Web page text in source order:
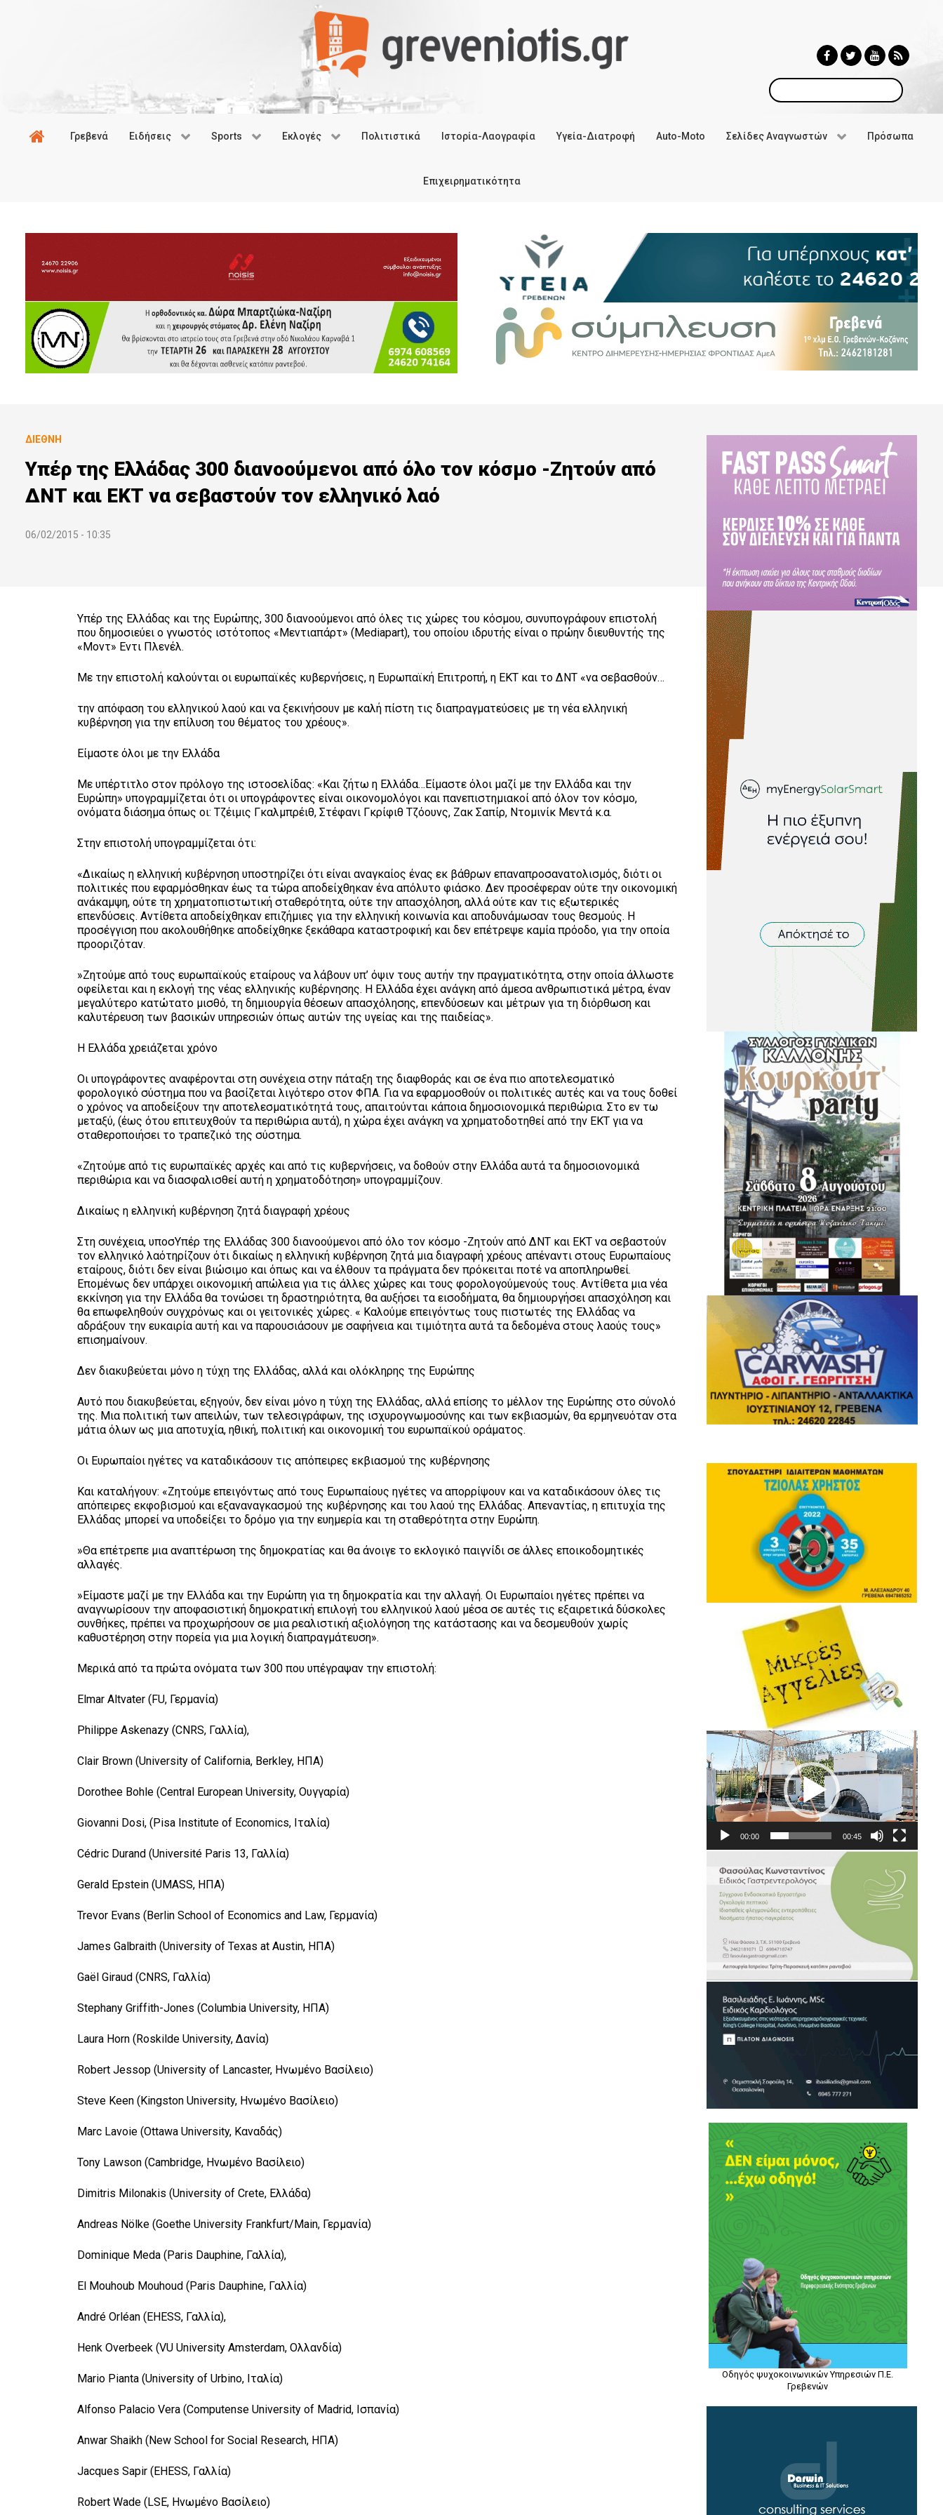
Αναζήτηση
Γρεβενά Ειδήσεις Sports Εκλογές Πολιτιστικά Ιστορία-Λαογραφία Υγεία-Διατροφή Auto-Moto Σελίδες Αναγνωστών Πρόσωπα
Επιχειρηματικότητα
ΔΙΕΘΝΉ
Υπέρ της Ελλάδας 300 διανοούμενοι από όλο τον κόσμο -Ζητούν από
ΔΝΤ και ΕΚΤ να σεβαστούν τον ελληνικό λαό
06/02/2015 - 10:35
Υπέρ της Ελλάδας και της Ευρώπης, 300 διανοούμενοι από όλες τις χώρες του κόσμου, συνυπογράφουν επιστολή
που δημοσιεύει ο γνωστός ιστότοπος «Μεντιαπάρτ» (Mediapart), του οποίου ιδρυτής είναι ο πρώην διευθυντής της
«Μοντ» Εντι Πλενέλ.
Με την επιστολή καλούνται οι ευρωπαϊκές κυβερνήσεις, η Ευρωπαϊκή Επιτροπή, η ΕΚΤ και το ΔΝΤ «να σεβασθούν…
την απόφαση του ελληνικού λαού και να ξεκινήσουν με καλή πίστη τις διαπραγματεύσεις με τη νέα ελληνική
κυβέρνηση για την επίλυση του θέματος του χρέους».
Είμαστε όλοι με την Ελλάδα
Με υπέρτιτλο στον πρόλογο της ιστοσελίδας: «Και ζήτω η Ελλάδα…Είμαστε όλοι μαζί με την Ελλάδα και την
Ευρώπη» υπογραμμίζεται ότι οι υπογράφοντες είναι οικονομολόγοι και πανεπιστημιακοί από όλον τον κόσμο,
ονόματα διάσημα όπως οι: Τζέιμις Γκαλμπρέιθ, Στέφανι Γκρίφιθ Τζόουνς, Ζακ Σαπίρ, Ντομινίκ Μεντά κ.α.
Στην επιστολή υπογραμμίζεται ότι:
«Δικαίως η ελληνική κυβέρνηση υποστηρίζει ότι είναι αναγκαίος ένας εκ βάθρων επαναπροσανατολισμός, διότι οι
πολιτικές που εφαρμόσθηκαν έως τα τώρα αποδείχθηκαν ένα απόλυτο φιάσκο. Δεν προσέφεραν ούτε την οικονομική
ανάκαμψη, ούτε τη χρηματοπιστωτική σταθερότητα, ούτε την απασχόληση, αλλά ούτε καν τις εξωτερικές
επενδύσεις. Αντίθετα αποδείχθηκαν επιζήμιες για την ελληνική κοινωνία και αποδυνάμωσαν τους θεσμούς. Η
προσέγγιση που ακολουθήθηκε αποδείχθηκε ξεκάθαρα καταστροφική και δεν επέτρεψε καμία πρόοδο, για την οποία
προοριζόταν.
»Ζητούμε από τους ευρωπαϊκούς εταίρους να λάβουν υπ’ όψιν τους αυτήν την πραγματικότητα, στην οποία άλλωστε
οφείλεται και η εκλογή της νέας ελληνικής κυβέρνησης. Η Ελλάδα έχει ανάγκη από άμεσα ανθρωπιστικά μέτρα, έναν
μεγαλύτερο κατώτατο μισθό, τη δημιουργία θέσεων απασχόλησης, επενδύσεων και μέτρων για τη διόρθωση και
καλυτέρευση των βασικών υπηρεσιών όπως αυτών της υγείας και της παιδείας».
Η Ελλάδα χρειάζεται χρόνο
Οι υπογράφοντες αναφέρονται στη συνέχεια στην πάταξη της διαφθοράς και σε ένα πιο αποτελεσματικό
φορολογικό σύστημα που να βασίζεται λιγότερο στον ΦΠΑ. Για να εφαρμοσθούν οι πολιτικές αυτές και να τους δοθεί
ο χρόνος να αποδείξουν την αποτελεσματικότητά τους, απαιτούνται κάποια δημοσιονομικά περιθώρια. Στο εν τω
μεταξύ, (έως ότου επιτευχθούν τα περιθώρια αυτά), η χώρα έχει ανάγκη να χρηματοδοτηθεί από την ΕΚΤ για να
σταθεροποιήσει το τραπεζικό της σύστημα.
«Ζητούμε από τις ευρωπαϊκές αρχές και από τις κυβερνήσεις, να δοθούν στην Ελλάδα αυτά τα δημοσιονομικά
περιθώρια και να διασφαλισθεί αυτή η χρηματοδότηση» υπογραμμίζουν.
Δικαίως η ελληνική κυβέρνηση ζητά διαγραφή χρέους
Στη συνέχεια, υποσΥπέρ της Ελλάδας 300 διανοούμενοι από όλο τον κόσμο -Ζητούν από ΔΝΤ και ΕΚΤ να σεβαστούν
τον ελληνικό λαότηρίζουν ότι δικαίως η ελληνική κυβέρνηση ζητά μια διαγραφή χρέους απέναντι στους Ευρωπαίους
εταίρους, διότι δεν είναι βιώσιμο και όπως και να έλθουν τα πράγματα δεν πρόκειται ποτέ να αποπληρωθεί.
Επομένως δεν υπάρχει οικονομική απώλεια για τις άλλες χώρες και τους φορολογούμενούς τους. Αντίθετα μια νέα
εκκίνηση για την Ελλάδα θα τονώσει τη δραστηριότητα, θα αυξήσει τα εισοδήματα, θα δημιουργήσει απασχόληση και
θα επωφεληθούν συγχρόνως και οι γειτονικές χώρες. « Καλούμε επειγόντως τους πιστωτές της Ελλάδας να
αδράξουν την ευκαιρία αυτή και να παρουσιάσουν με σαφήνεια και τιμιότητα αυτά τα δεδομένα στους λαούς τους»
επισημαίνουν.
Δεν διακυβεύεται μόνο η τύχη της Ελλάδας, αλλά και ολόκληρης της Ευρώπης
Αυτό που διακυβεύεται, εξηγούν, δεν είναι μόνο η τύχη της Ελλάδας, αλλά επίσης το μέλλον της Ευρώπης στο σύνολό
της. Μια πολιτική των απειλών, των τελεσιγράφων, της ισχυρογνωμοσύνης και των εκβιασμών, θα ερμηνευόταν στα
μάτια όλων ως μια αποτυχία, ηθική, πολιτική και οικονομική του ευρωπαϊκού οράματος.
Οι Ευρωπαίοι ηγέτες να καταδικάσουν τις απόπειρες εκβιασμού της κυβέρνησης
Και καταλήγουν: «Ζητούμε επειγόντως από τους Ευρωπαίους ηγέτες να απορρίψουν και να καταδικάσουν όλες τις
απόπειρες εκφοβισμού και εξαναναγκασμού της κυβέρνησης και του λαού της Ελλάδας. Απεναντίας, η επιτυχία της
Ελλάδας μπορεί να υποδείξει το δρόμο για την ευημερία και τη σταθερότητα στην Ευρώπη.
»Θα επέτρεπε μια αναπτέρωση της δημοκρατίας και θα άνοιγε το εκλογικό παιγνίδι σε άλλες εποικοδομητικές
αλλαγές.
»Είμαστε μαζί με την Ελλάδα και την Ευρώπη για τη δημοκρατία και την αλλαγή. Οι Ευρωπαίοι ηγέτες πρέπει να
αναγνωρίσουν την αποφασιστική δημοκρατική επιλογή του ελληνικού λαού μέσα σε αυτές τις εξαιρετικά δύσκολες
συνθήκες, πρέπει να προχωρήσουν σε μια ρεαλιστική αξιολόγηση της κατάστασης και να δεσμευθούν χωρίς
καθυστέρηση στην πορεία για μια λογική διαπραγμάτευση».
Μερικά από τα πρώτα ονόματα των 300 που υπέγραψαν την επιστολή:
Elmar Altvater (FU, Γερμανία)
Philippe Askenazy (CNRS, Γαλλία),
Clair Brown (University of California, Berkley, ΗΠΑ)
Dorothee Bohle (Central European University, Ουγγαρία)
Giovanni Dosi, (Pisa Institute of Economics, Ιταλία)
Cédric Durand (Université Paris 13, Γαλλία)
Gerald Epstein (UMASS, ΗΠΑ)
Trevor Evans (Berlin School of Economics and Law, Γερμανία)
James Galbraith (University of Texas at Austin, ΗΠΑ)
Gaël Giraud (CNRS, Γαλλία)
Stephany Griffith-Jones (Columbia University, ΗΠΑ)
Laura Horn (Roskilde University, Δανία)
Robert Jessop (University of Lancaster, Ηνωμένο Βασίλειο)
Steve Keen (Kingston University, Ηνωμένο Βασίλειο)
Marc Lavoie (Ottawa University, Καναδάς)
Tony Lawson (Cambridge, Ηνωμένο Βασίλειο)
Dimitris Milonakis (University of Crete, Ελλάδα)
Andreas Nölke (Goethe University Frankfurt/Main, Γερμανία)
Dominique Meda (Paris Dauphine, Γαλλία),
El Mouhoub Mouhoud (Paris Dauphine, Γαλλία)
André Orléan (EHESS, Γαλλία),
Henk Overbeek (VU University Amsterdam, Ολλανδία)
Mario Pianta (University of Urbino, Ιταλία)
Alfonso Palacio Vera (Computense University of Madrid, Ισπανία)
Anwar Shaikh (New School for Social Research, ΗΠΑ)
Jacques Sapir (EHESS, Γαλλία)
Robert Wade (LSE, Ηνωμένο Βασίλειο)
Πρόγραμμα
Αναπαραγωγής
Βίντεο
00:00 00:45
Οδηγός ψυχοκοινωνικών Υπηρεσιών Π.Ε.
Γρεβενών